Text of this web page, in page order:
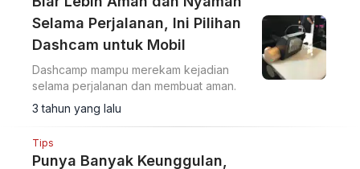
Selama Perjalanan, Ini Pilihan
Dashcam untuk Mobil
Dashcamp mampu merekam kejadian
selama perjalanan dan membuat aman.
3 tahun yang lalu
Tips
Punya Banyak Keunggulan,